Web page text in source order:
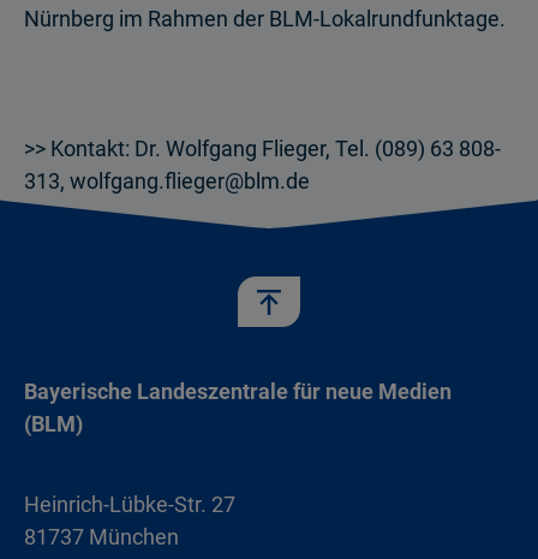
Nürnberg im Rahmen der BLM-Lokalrundfunktage.
>> Kontakt: Dr. Wolfgang Flieger, Tel. (089) 63 808-
313, wolfgang.flieger@blm.de
Bayerische Landeszentrale für neue Medien
(BLM)
Heinrich-Lübke-Str. 27
81737 München